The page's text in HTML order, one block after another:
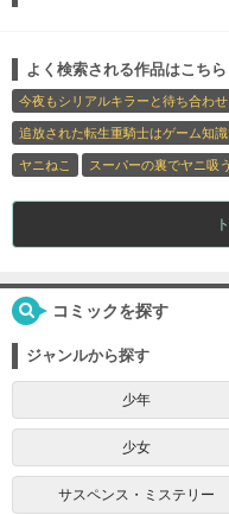
よく検索される作品はこちら
今夜もシリアルキラーと待ち合わせ
追放された転生重騎士はゲーム知
ヤニねこ スーパーの裏でヤニ吸
コミックを探す
ジャンルから探す
少年
少女
サスペンス・ミステリー